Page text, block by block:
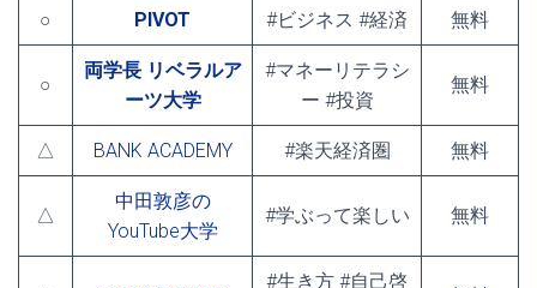
○ PIVOT #ビジネス #経済 無料
○
両学長 リベラルア
ーツ大学
#マネーリテラシ
ー #投資
無料
△ BANK ACADEMY #楽天経済圏 無料
△
中田敦彦の
YouTube大学
#学ぶって楽しい 無料
#生き方 #自己啓